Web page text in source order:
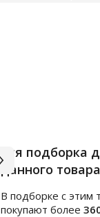
Арт.к1564553
Вся подборка
данного товара
В подборке c этим
покупают более